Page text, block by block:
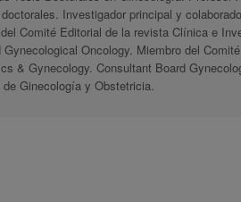
Investigador principal y
Comité Editorial de la revista Clínica e
Oncology. Miembro del
& Gynecology. Consultant Board
Ginecología y Obstetricia.